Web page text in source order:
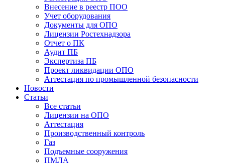
Внесение в реестр ПОО
Учет оборудования
Документы для ОПО
Лицензии Ростехнадзора
Отчет о ПК
Аудит ПБ
Экспертиза ПБ
Проект ликвидации ОПО
Аттестация по промышленной безопасности
Новости
Статьи
Все статьи
Лицензии на ОПО
Аттестация
Производственный контроль
Газ
Подъемные сооружения
ПМЛА